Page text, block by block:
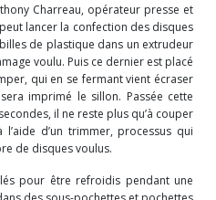
Charreau, opérateur presse et
lancer la confection des disques
de plastique dans un extrudeur
voulu. Puis ce dernier est placé
qui en se fermant vient écraser
imprimé le sillon. Passée cette
il ne reste plus qu’à couper
d’un trimmer, processus qui
de disques voulus.
pour être refroidis pendant une